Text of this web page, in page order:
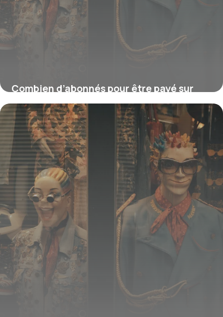
Combien d’abonnés pour être payé sur
YouTube ?
16 juillet 2026